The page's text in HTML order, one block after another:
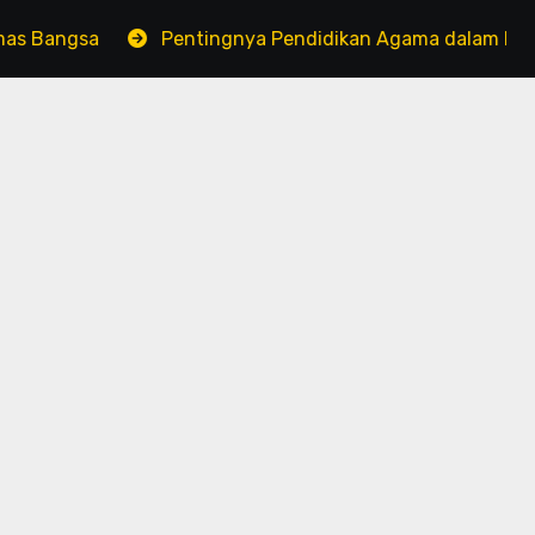
Pentingnya Pendidikan Agama dalam